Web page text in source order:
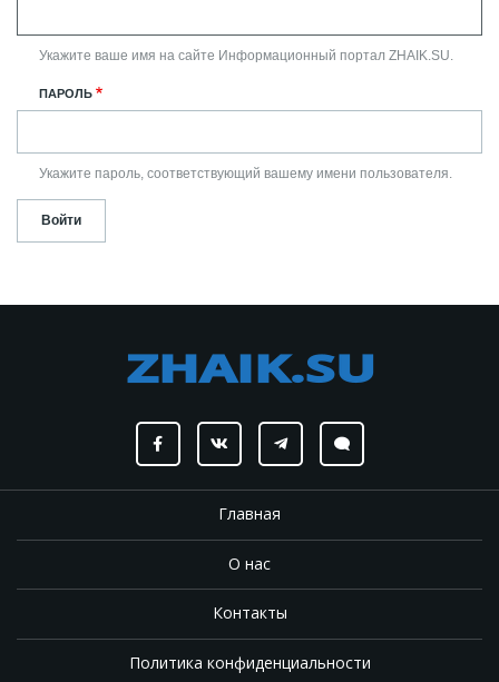
Укажите ваше имя на сайте Информационный портал ZHAIK.SU.
ПАРОЛЬ
Укажите пароль, соответствующий вашему имени пользователя.
Главная
О нас
Контакты
Политика конфиденциальности